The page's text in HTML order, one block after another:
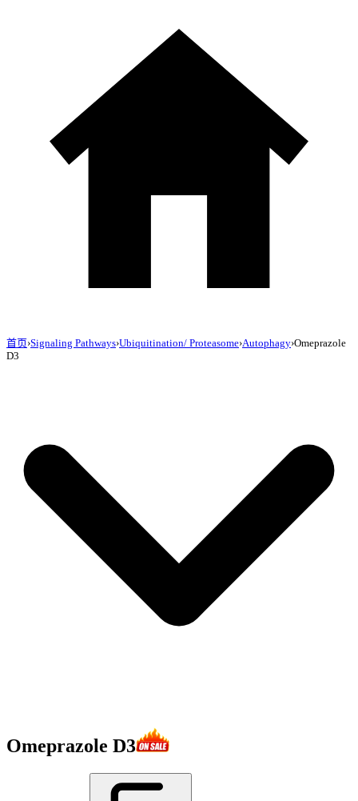
首页›Signaling Pathways›Ubiquitination/ Proteasome›Autophagy›Omeprazole
D3
Omeprazole D3